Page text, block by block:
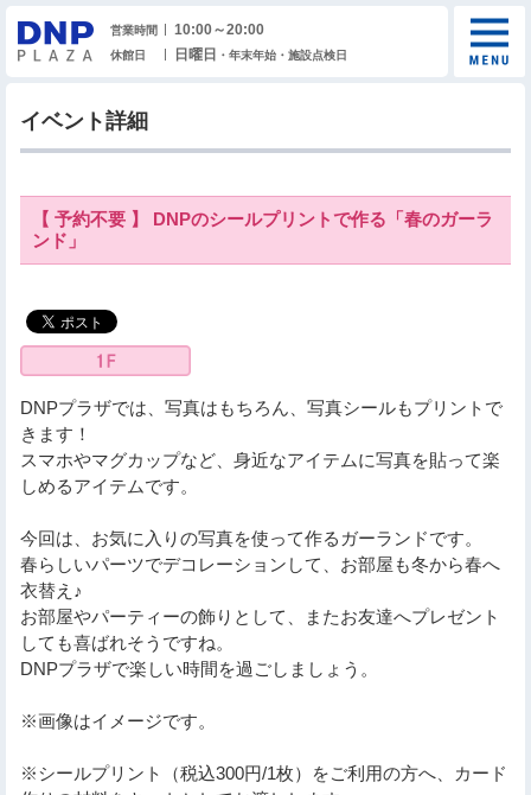
営業時間 10:00～20:00
休館日 日曜日 ・年末年始・施設点検日
イベント詳細
【 予約不要 】 DNPのシールプリントで作る「春のガーラ
ンド」
DNPプラザでは、写真はもちろん、写真シールもプリントで
きます！
スマホやマグカップなど、身近なアイテムに写真を貼って楽
しめるアイテムです。
今回は、お気に入りの写真を使って作るガーランドです。
春らしいパーツでデコレーションして、お部屋も冬から春へ
衣替え♪
お部屋やパーティーの飾りとして、またお友達へプレゼント
しても喜ばれそうですね。
DNPプラザで楽しい時間を過ごしましょう。
※画像はイメージです。
※シールプリント（税込300円/1枚）をご利用の方へ、カード